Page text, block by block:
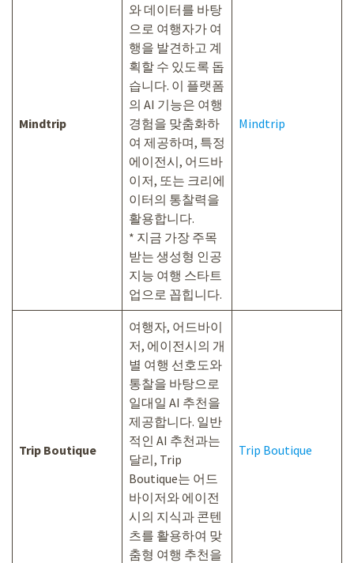
Mindtrip
와 데이터를 바탕
으로 여행자가 여
행을 발견하고 계
획할 수 있도록 돕
습니다. 이 플랫폼
의 AI 기능은 여행
경험을 맞춤화하
여 제공하며, 특정
에이전시, 어드바
이저, 또는 크리에
이터의 통찰력을
활용합니다.
* 지금 가장 주목
받는 생성형 인공
지능 여행 스타트
업으로 꼽힙니다.
Mindtrip
Trip Boutique
여행자, 어드바이
저, 에이전시의 개
별 여행 선호도와
통찰을 바탕으로
일대일 AI 추천을
제공합니다. 일반
적인 AI 추천과는
달리, Trip
Boutique는 어드
바이저와 에이전
시의 지식과 콘텐
츠를 활용하여 맞
춤형 여행 추천을
Trip Boutique